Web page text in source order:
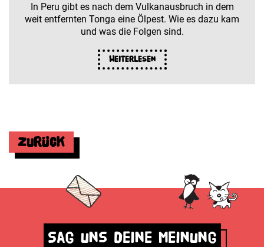
In Peru gibt es nach dem Vulkanausbruch in dem
weit entfernten Tonga eine Ölpest. Wie es dazu kam
und was die Folgen sind.
Weiterlesen
Zurück
Sag uns deine Meinung